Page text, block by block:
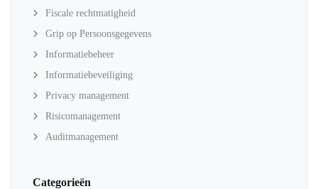
Fiscale rechtmatigheid
Grip op Persoonsgegevens
Informatiebeheer
Informatiebeveiliging
Privacy management
Risicomanagement
Auditmanagement
Categorieën